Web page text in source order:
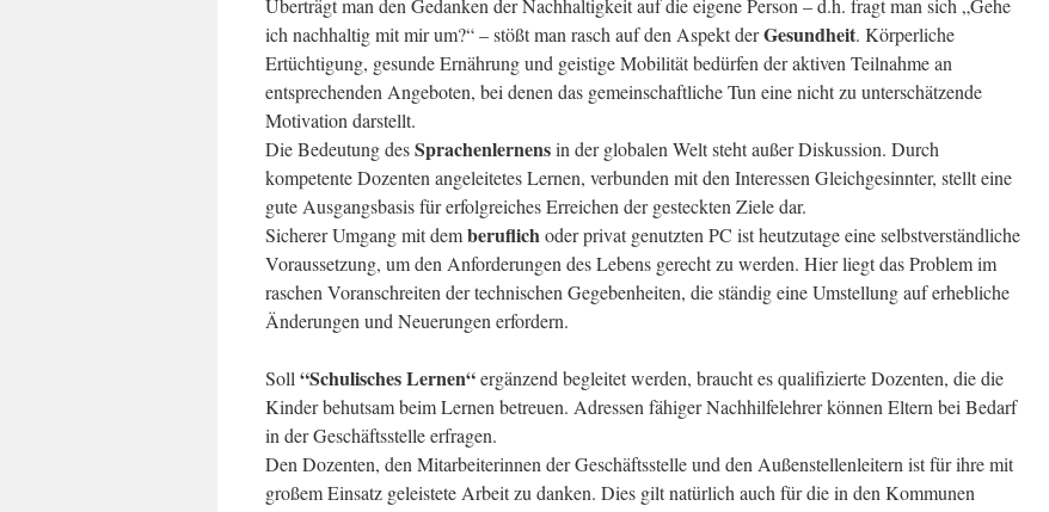
Überträgt man den Gedanken der Nachhaltigkeit auf die eigene Person – d.h. fragt man sich „Gehe
ich nachhaltig mit mir um?“ – stößt man rasch auf den Aspekt derGesundheit. Körperliche
Ertüchtigung, gesunde Ernährung und geistige Mobilität bedürfen der aktiven Teilnahme an
entsprechenden Angeboten, bei denen das gemeinschaftliche Tun eine nicht zu unterschätzende
Motivation darstellt.
Die Bedeutung desSprachenlernensin der globalen Welt steht außer Diskussion. Durch
kompetente Dozenten angeleitetes Lernen, verbunden mit den Interessen Gleichgesinnter, stellt eine
gute Ausgangsbasis für erfolgreiches Erreichen der gesteckten Ziele dar.
Sicherer Umgang mit demberuflichoder privat genutzten PC ist heutzutage eine selbstverständliche
Voraussetzung, um den Anforderungen des Lebens gerecht zu werden. Hier liegt das Problem im
raschen Voranschreiten der technischen Gegebenheiten, die ständig eine Umstellung auf erhebliche
Änderungen und Neuerungen erfordern.
Soll “Schulisches Lernen“ergänzend begleitet werden, braucht es qualifizierte Dozenten, die die
Kinder behutsam beim Lernen betreuen. Adressen fähiger Nachhilfelehrer können Eltern bei Bedarf
in der Geschäftsstelle erfragen.
Den Dozenten, den Mitarbeiterinnen der Geschäftsstelle und den Außenstellenleitern ist für ihre mit
großem Einsatz geleistete Arbeit zu danken. Dies gilt natürlich auch für die in den Kommunen